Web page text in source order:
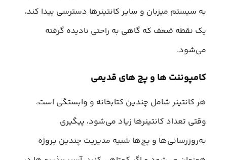
به سیستم میزبان و سایر کانتینرها دسترسی پیدا کند،
یک نقطه ضعف که گاهی به راحتی نادیده گرفته
می‌شود.
کامپوننت ها و پچ های قدیمی
هر کانتینر شامل چندین کتابخانه و وابستگی است،
وقتی تعداد کانتینرها زیاد می‌شود، پیگیری
به‌روزرسانی‌ها و پچ‌ها شبیه مدیریت چندین پروژه